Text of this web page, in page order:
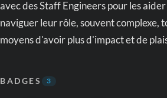
avec des Staff Engineers pour les
naviguer leur rôle, souvent complexe,
moyens d'avoir plus d'impact et de
BADGES 3